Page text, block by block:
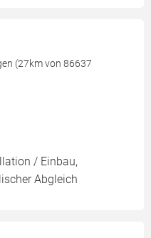
(27km von 86637
/ Einbau,
Abgleich